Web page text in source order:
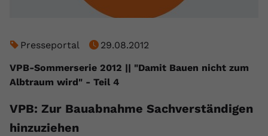
Presseportal
29.08.2012
VPB-Sommerserie 2012 || "Damit Bauen nicht zum
Albtraum wird" - Teil 4
VPB: Zur Bauabnahme Sachverständigen
hinzuziehen